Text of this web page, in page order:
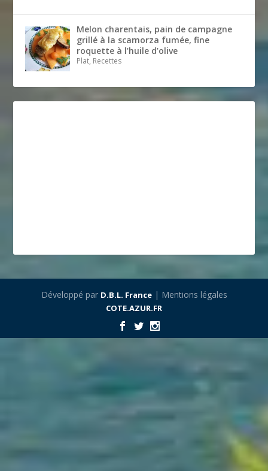
Melon charentais, pain de campagne
grillé à la scamorza fumée, fine
roquette à l’huile d’olive
Plat, Recettes
Développé par D.B.L. France| Mentions légales
COTE.AZUR.FR